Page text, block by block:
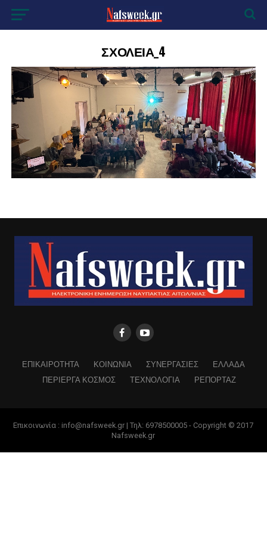
ΣΧΟΛΕΙΑ_4
ΕΠΙΚΑΙΡΟΤΗΤΑ ΚΟΙΝΩΝΙΑ ΣΥΝΕΡΓΑΣΙΕΣ
ΕΛΛΑΔΑ
ΠΕΡΙΕΡΓΑ ΚΟΣΜΟΣ
ΤΕΧΝΟΛΟΓΙΑ ΡΕΠΟΡΤΑΖ
Επικοινωνία : info@nafsweek.gr | Τηλ: 6978500005 - Copyright © 2017
Nafsweek.gr